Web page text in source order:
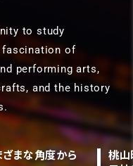
to study
fascination of
performing arts,
and the history
ざまな角度から
桃山